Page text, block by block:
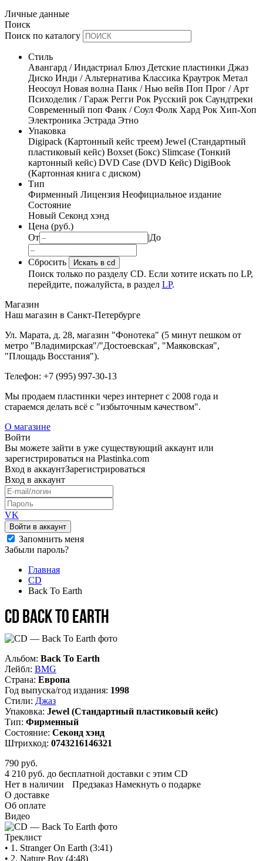
Личные данные
Поиск
Поиск по каталогу
Стиль
Авангард / Индастриал Блюз Детские пластинки Джаз
Диско Инди / Альтернатива Классика Краутрок Метал
Неосоул Новая волна Панк / Нью вейв Поп Прог / Арт
Психоделик / Гараж Регги Рок Русский рок Саундтреки
Современный поп Фанк / Соул Фолк Хард Рок Хип-Хоп
Электроника Эстрада Этно
Упаковка
Digipack (Картонный кейс треем) Jewel (Стандартный
пластиковый кейс) Boxset (Бокс) Slimcase (Тонкий
картонный кейс) DVD Case (DVD Кейс) DigiBook
(Картонная книга с диском)
Тип
Фирменный Лицензия Неофициальное издание
Состояние
Новый Секонд хэнд
Цена (руб.)
От
|До
Сбросить Искать в cd
Поиск только по разделу CD. Если хотите искать по LP,
перейдите, пожалуйста, в раздел LP.
Магазин
Наш магазин в Санкт-Петербурге
Ул. Марата, д. 28, магазин "Фонотека" (5 минут пешком от
метро "Владимирская"/"Достоевская", "Маяковская",
"Площадь Восстания").
Телефон: +7 (995) 997-30-13
Мы продаем пластинки через интернет c 2008 года и
стараемся делать всё с "избыточным качеством".
О магазине
Войти
Вы можете зайти в уже существующий аккаунт или
зарегистрироваться на Plastinka.com
Вход в аккаунтЗарегистрироваться
Вход в аккаунт
VK
Войти в аккаунт
Запомнить меня
Забыли пароль?
Главная
CD
Back To Earth
CD Back To Earth
Альбом: Back To Earth
Лейбл: BMG
Страна: Европа
Год выпуска/год издания: 1998
Стили: Джаз
Упаковка: Jewel (Стандартный пластиковый кейс)
Тип: Фирменный
Состояние: Секонд хэнд
Штрихкод: 0743216146321
790 руб.
4 210 руб. до бесплатной доставки с этим CD
Нет в наличии
Предзаказ Намекнуть о подарке
О доставке
Об оплате
Видео
Треклист
• 1. Stranger On Earth (3:41)
• 2. Nature Boy (4:48)